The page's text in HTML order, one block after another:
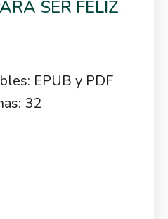
SER FELIZ
EPUB y PDF
32